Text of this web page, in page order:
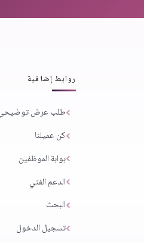
روابط إضافية
طلب عرض
كن عميلنا
بوابة الموظفين
الدعم الفني
البحث
تسجيل الدخول